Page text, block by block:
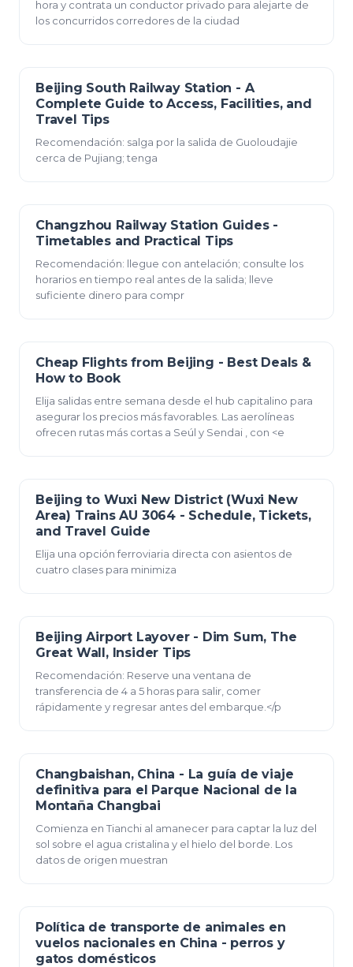
hora y contrata un conductor privado para alejarte de
los concurridos corredores de la ciudad
23 de diciembre de 2025
Beijing South Railway Station - A
Complete Guide to Access, Facilities, and
Travel Tips
Recomendación: salga por la salida de Guoloudajie
cerca de Pujiang; tenga
23 de diciembre de 2025
Changzhou Railway Station Guides -
Timetables and Practical Tips
Recomendación: llegue con antelación; consulte los
horarios en tiempo real antes de la salida; lleve
suficiente dinero para compr
23 de diciembre de 2025
Cheap Flights from Beijing - Best Deals &
How to Book
Elija salidas entre semana desde el hub capitalino para
asegurar los precios más favorables. Las aerolíneas
ofrecen rutas más cortas a Seúl y Sendai , con <e
23 de diciembre de 2025
Beijing to Wuxi New District (Wuxi New
Area) Trains AU 3064 - Schedule, Tickets,
and Travel Guide
Elija una opción ferroviaria directa con asientos de
cuatro clases para minimiza
23 de diciembre de 2025
Beijing Airport Layover - Dim Sum, The
Great Wall, Insider Tips
Recomendación: Reserve una ventana de
transferencia de 4 a 5 horas para salir, comer
rápidamente y regresar antes del embarque.</p
23 de diciembre de 2025
Changbaishan, China - La guía de viaje
definitiva para el Parque Nacional de la
Montaña Changbai
Comienza en Tianchi al amanecer para captar la luz del
sol sobre el agua cristalina y el hielo del borde. Los
datos de origen muestran
23 de diciembre de 2025
Política de transporte de animales en
vuelos nacionales en China - perros y
gatos domésticos